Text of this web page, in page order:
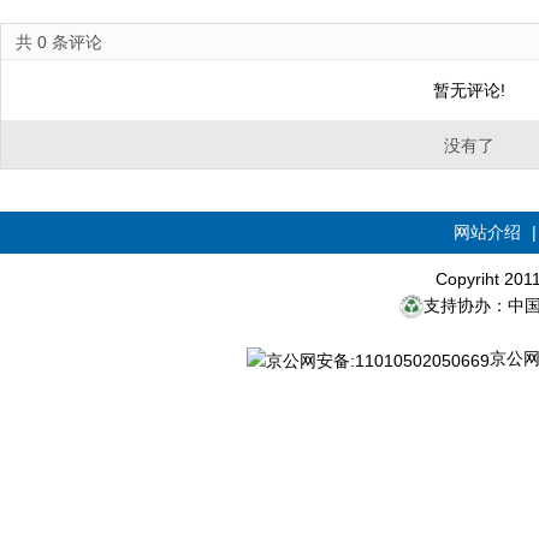
共 0 条评论
暂无评论!
没有了
网站介绍
Copyriht
支持协办：中
京公